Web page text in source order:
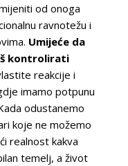
od onoga
ravnotežu i
Umijeće da
kontrolirati
reakcije i
imamo potpunu
odustanemo
koje ne možemo
realnost kakva
temelj, a život